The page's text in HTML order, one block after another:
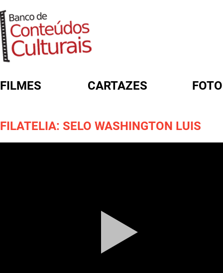
FILMES CARTAZES
FILATELIA: SELO WASHINGTON LUIS